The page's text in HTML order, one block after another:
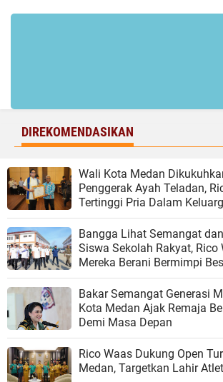
DIREKOMENDASIKAN
Wali Kota Medan
Penggerak Ayah Teladan,
Tertinggi Pria Dalam
Bangga Lihat Semangat
Siswa Sekolah Rakyat, Rico
Mereka Berani Bermimpi
Bakar Semangat Generasi
Kota Medan Ajak Remaja
Demi Masa Depan
Rico Waas Dukung Open
Medan, Targetkan Lahir